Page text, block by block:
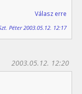
Válasz erre
Péter 2003.05.12. 12:17
2003.05.12. 12:20